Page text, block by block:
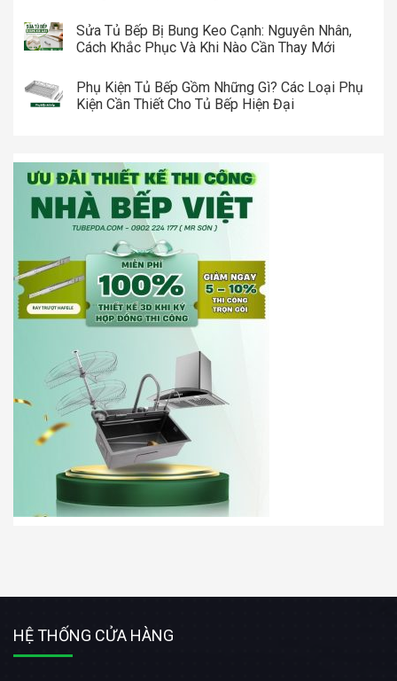
Sửa Tủ Bếp Bị Bung Keo Cạnh: Nguyên Nhân,
Cách Khắc Phục Và Khi Nào Cần Thay Mới
Phụ Kiện Tủ Bếp Gồm Những Gì? Các Loại Phụ
Kiện Cần Thiết Cho Tủ Bếp Hiện Đại
HỆ THỐNG CỬA HÀNG